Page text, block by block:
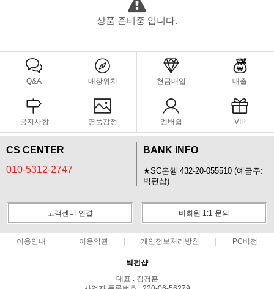
상품 준비중 입니다.
Q&A 매장위치 현금매입 대출
공지사항 명품감정 멤버쉽 VIP
CS CENTER
010-5312-2747
BANK INFO
★SC은행 432-20-055510 (예금주:
빅펀샵)
고객센터 연결 비회원 1:1 문의
이용안내 이용약관 개인정보처리방침 PC버전
빅펀샵
대표 : 김경훈